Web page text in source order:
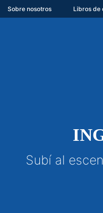
Sobre nosotros Libros de
Subí al